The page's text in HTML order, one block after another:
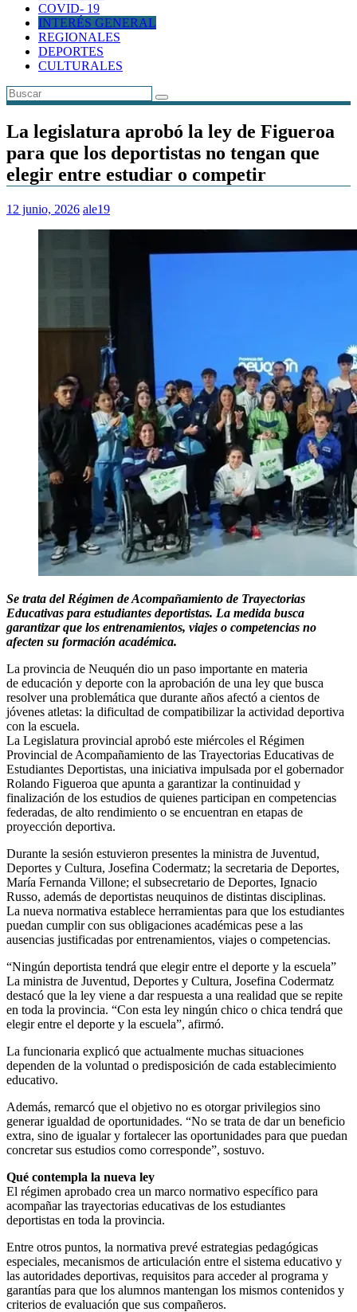
COVID- 19
INTERÉS GENERAL
REGIONALES
DEPORTES
CULTURALES
La legislatura aprobó la ley de Figueroa
para que los deportistas no tengan que
elegir entre estudiar o competir
12 junio, 2026 ale19
Se trata del Régimen de Acompañamiento de Trayectorias
Educativas para estudiantes deportistas. La medida busca
garantizar que los entrenamientos, viajes o competencias no
afecten su formación académica.
La provincia de Neuquén dio un paso importante en materia
de educación y deporte con la aprobación de una ley que busca
resolver una problemática que durante años afectó a cientos de
jóvenes atletas: la dificultad de compatibilizar la actividad deportiva
con la escuela.
La Legislatura provincial aprobó este miércoles el Régimen
Provincial de Acompañamiento de las Trayectorias Educativas de
Estudiantes Deportistas, una iniciativa impulsada por el gobernador
Rolando Figueroa que apunta a garantizar la continuidad y
finalización de los estudios de quienes participan en competencias
federadas, de alto rendimiento o se encuentran en etapas de
proyección deportiva.
Durante la sesión estuvieron presentes la ministra de Juventud,
Deportes y Cultura, Josefina Codermatz; la secretaria de Deportes,
María Fernanda Villone; el subsecretario de Deportes, Ignacio
Russo, además de deportistas neuquinos de distintas disciplinas.
La nueva normativa establece herramientas para que los estudiantes
puedan cumplir con sus obligaciones académicas pese a las
ausencias justificadas por entrenamientos, viajes o competencias.
“Ningún deportista tendrá que elegir entre el deporte y la escuela”
La ministra de Juventud, Deportes y Cultura, Josefina Codermatz
destacó que la ley viene a dar respuesta a una realidad que se repite
en toda la provincia. “Con esta ley ningún chico o chica tendrá que
elegir entre el deporte y la escuela”, afirmó.
La funcionaria explicó que actualmente muchas situaciones
dependen de la voluntad o predisposición de cada establecimiento
educativo.
Además, remarcó que el objetivo no es otorgar privilegios sino
generar igualdad de oportunidades. “No se trata de dar un beneficio
extra, sino de igualar y fortalecer las oportunidades para que puedan
concretar sus estudios como corresponde”, sostuvo.
Qué contempla la nueva ley
El régimen aprobado crea un marco normativo específico para
acompañar las trayectorias educativas de los estudiantes
deportistas en toda la provincia.
Entre otros puntos, la normativa prevé estrategias pedagógicas
especiales, mecanismos de articulación entre el sistema educativo y
las autoridades deportivas, requisitos para acceder al programa y
garantías para que los alumnos mantengan los mismos contenidos y
criterios de evaluación que sus compañeros.